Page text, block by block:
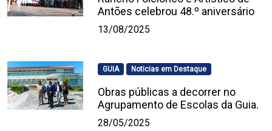
Antões celebrou 48.º aniversário
13/08/2025
GUIA Noticias em Destaque
Obras públicas a decorrer no
Agrupamento de Escolas da Guia.
28/05/2025